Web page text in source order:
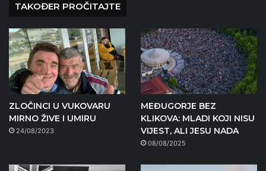
TAKOĐER PROČITAJTE
ZLOČINCI U VUKOVARU
MIRNO ŽIVE I UMIRU
24/08/2023
MEĐUGORJE BEZ
KLIKOVA: MLADI KOJI NISU
VIJEST, ALI JESU NADA
08/08/2025